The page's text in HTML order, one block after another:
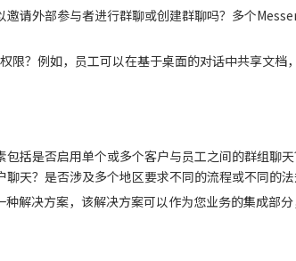
请外部参与者进行群聊或创建群聊吗？多个
？例如，员工可以在基于桌面的对话中共享文档
括是否启用单个或多个客户与员工之间的群组聊
天？是否涉及多个地区要求不同的流程或不同的法
解决方案，该解决方案可以作为您业务的集成部